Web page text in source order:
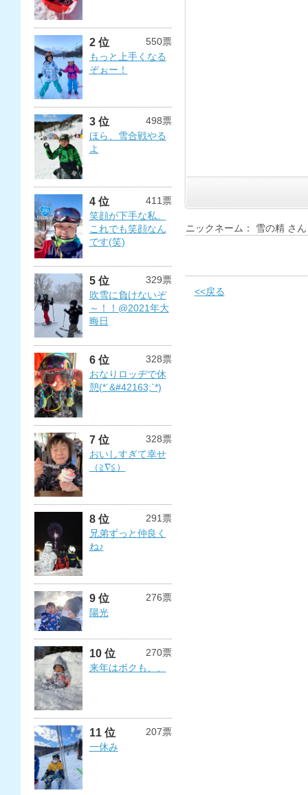
2 位
550票
もっと上手くなる
ぞぉー！
3 位
498票
ほら、雪合戦やる
よ
4 位
411票
笑顔が下手な私。
これでも笑顔なん
です(笑)
5 位
329票
吹雪に負けないぞ
～！！@2021年大
晦日
6 位
328票
おなりロッヂで休
憩(*´&#42163;`*)
7 位
328票
おいしすぎて幸せ
（≧∇≦）
8 位
291票
兄弟ずっと仲良く
ね♪
9 位
276票
陽光
10 位
270票
来年はボクも、、
11 位
207票
一休み
ニックネーム： 雪の精 さん
<<戻る